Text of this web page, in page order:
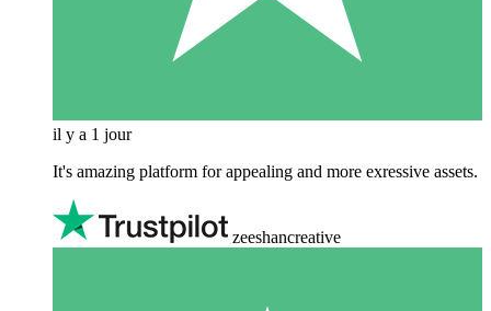
il y a 1 jour
It's amazing platform for appealing and more exressive assets.
zeeshancreative